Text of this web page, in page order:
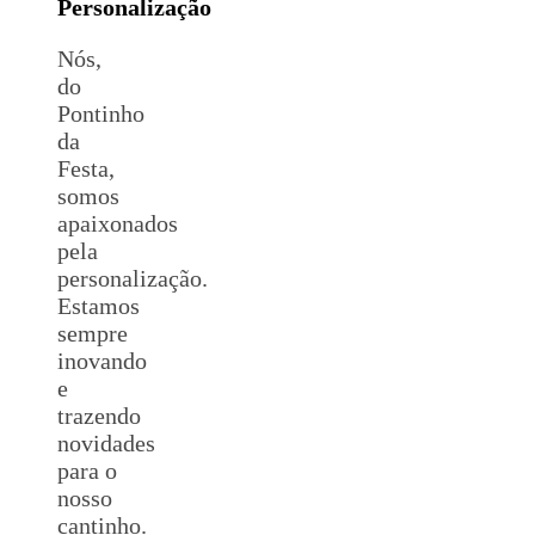
Personalização
Nós,
do
Pontinho
da
Festa,
somos
apaixonados
pela
personalização.
Estamos
sempre
inovando
e
trazendo
novidades
para o
nosso
cantinho.